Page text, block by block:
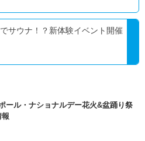
サウナ！？新体験イベント開催
ール・ナショナルデー花火&盆踊り祭
報